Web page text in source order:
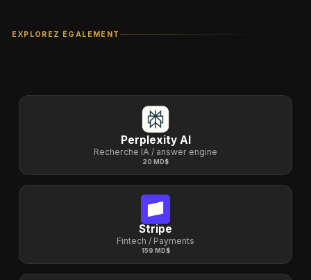
EXPLOREZ ÉGALEMENT
Perplexity AI
Recherche IA / answer engine
20 MD$
Stripe
Fintech / Payments
159 MD$